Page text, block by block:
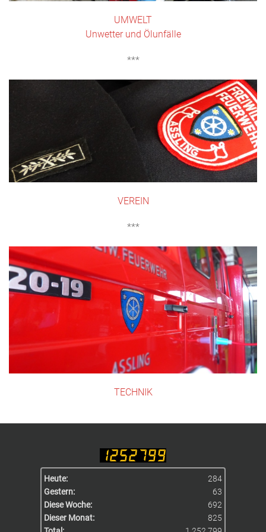
UMWELT
Unwetter und Ölunfälle
***
VEREIN
***
TECHNIK
Heute:
284
Gestern:
63
Diese Woche:
692
Dieser Monat:
825